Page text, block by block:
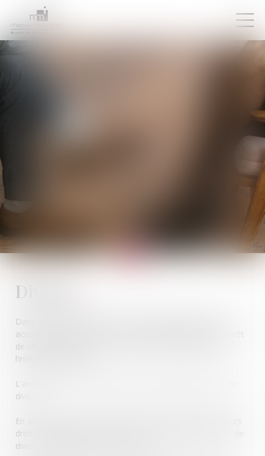
Divorce
Dans une démarche de conseil, Me MASSONNET vous
accompagne dans le processus de séparation, dans l’intérêt
de chacune des parties et surtout en vue de préserver
l’intérêt des enfants.
L'avocat joue un rôle crucial tout au long du processus de
divorce.
En amont, l'avocat conseille et informe ses clients sur leurs
droits et obligations, ainsi que sur les différentes options de
divorce (à l'amiable, contentieux, etc.).